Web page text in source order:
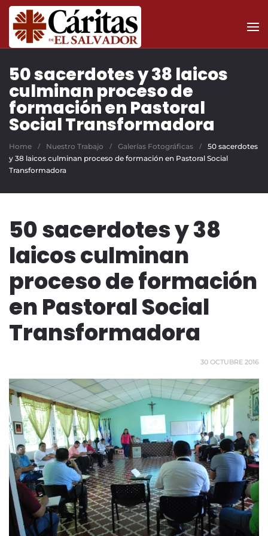
Skip to main content
50 sacerdotes y 38 laicos
culminan proceso de
formación en Pastoral
Social Transformadora
Home Nuestro Trabajo Galerías Fotográficas
50 sacerdotes
y 38 laicos culminan proceso de formación en Pastoral Social
Transformadora
50 sacerdotes y 38
laicos culminan
proceso de formación
en Pastoral Social
Transformadora
30 OCTUBRE 2016
Ver